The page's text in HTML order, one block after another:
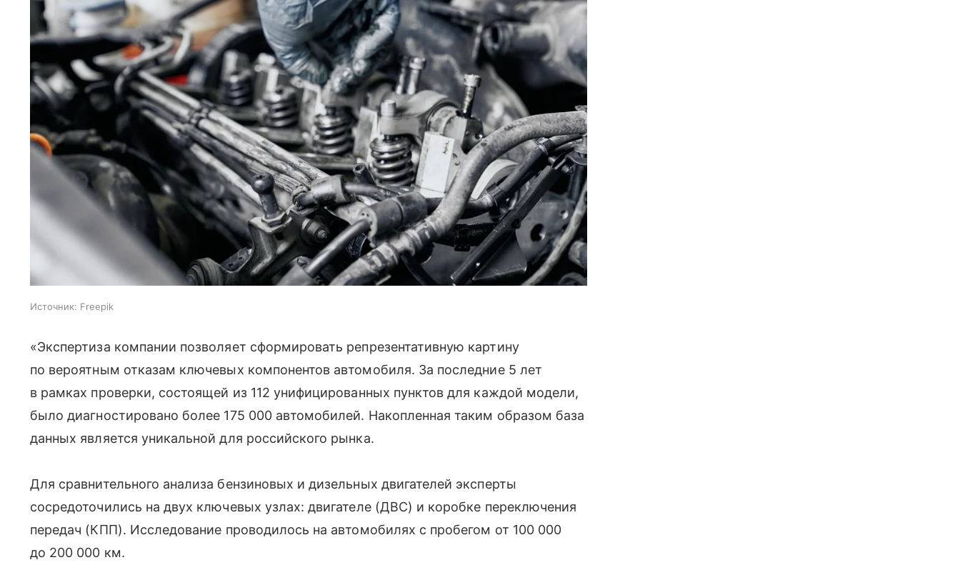
Источник: Freepik
«Экспертиза компании позволяет сформировать репрезентативную картину
по вероятным отказам ключевых компонентов автомобиля. За последние 5 лет
в рамках проверки, состоящей из 112 унифицированных пунктов для каждой модели,
было диагностировано более 175 000 автомобилей. Накопленная таким образом база
данных является уникальной для российского рынка.
Для сравнительного анализа бензиновых и дизельных двигателей эксперты
сосредоточились на двух ключевых узлах: двигателе (ДВС) и коробке переключения
передач (КПП). Исследование проводилось на автомобилях с пробегом от 100 000
до 200 000 км.